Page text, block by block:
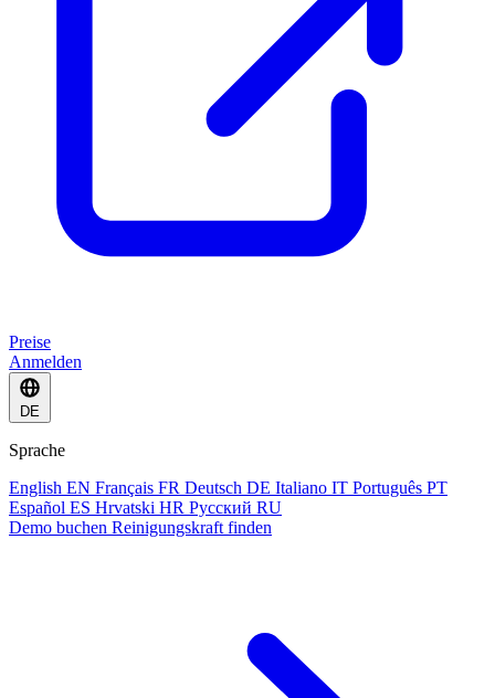
Preise
Anmelden
DE
Sprache
English EN Français FR Deutsch DE Italiano IT Português PT
Español ES Hrvatski HR Русский RU
Demo buchen Reinigungskraft finden